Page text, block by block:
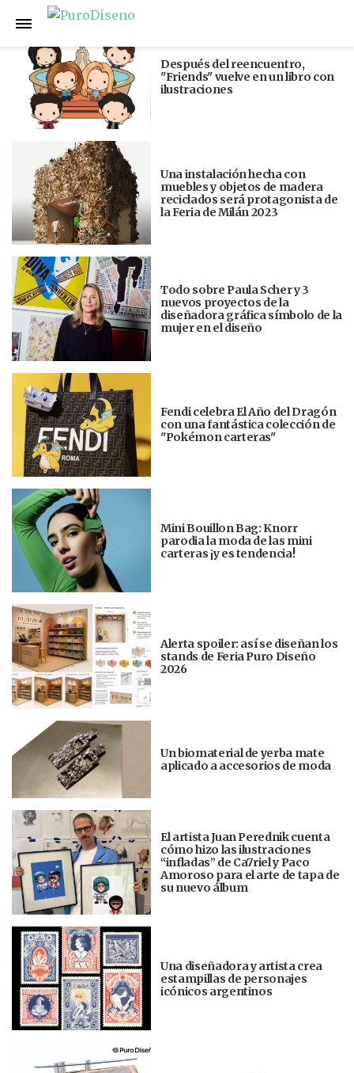
Anterior
Después del reencuentro,
"Friends" vuelve en un libro con
ilustraciones
Una instalación hecha con
muebles y objetos de madera
reciclados será protagonista de
la Feria de Milán 2023
Todo sobre Paula Scher y 3
nuevos proyectos de la
diseñadora gráfica símbolo de la
mujer en el diseño
Fendi celebra El Año del Dragón
con una fantástica colección de
"Pokémon carteras"
Mini Bouillon Bag: Knorr
parodia la moda de las mini
carteras ¡y es tendencia!
Alerta spoiler: así se diseñan los
stands de Feria Puro Diseño
2026
Un biomaterial de yerba mate
aplicado a accesorios de moda
El artista Juan Perednik cuenta
cómo hizo las ilustraciones
“infladas” de Ca7riel y Paco
Amoroso para el arte de tapa de
su nuevo álbum
Una diseñadora y artista crea
estampillas de personajes
icónicos argentinos
Siguiente